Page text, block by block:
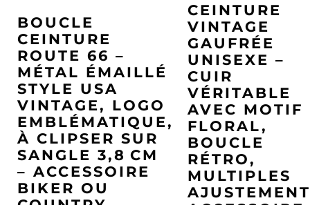
BOUCLE
CEINTURE
ROUTE 66 –
MÉTAL ÉMAILLÉ
STYLE USA
VINTAGE, LOGO
EMBLÉMATIQUE,
À CLIPSER SUR
SANGLE 3,8 CM
– ACCESSOIRE
BIKER OU
CEINTURE
VINTAGE
GAUFRÉE
UNISEXE –
CUIR
VÉRITABLE
AVEC MOTIF
FLORAL,
BOUCLE
RÉTRO,
MULTIPLES